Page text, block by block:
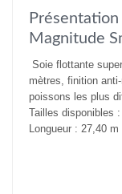
Magnitude
Soie flottante
mètres, finition
poissons les plus
Tailles disponibles
Longueur : 27,40 m